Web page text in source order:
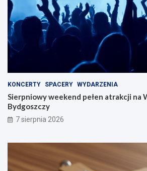
KONCERTY SPACERY WYDARZENIA
Sierpniowy weekend pełen atrakcji na
Bydgoszczy
7 sierpnia 2026